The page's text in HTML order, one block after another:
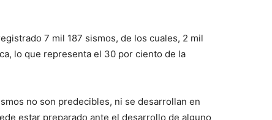
7 mil 187 sismos, de los cuales, 2 mil
lo que representa el 30 por ciento de la
no son predecibles, ni se desarrollan en
estar preparado ante el desarrollo de alguno